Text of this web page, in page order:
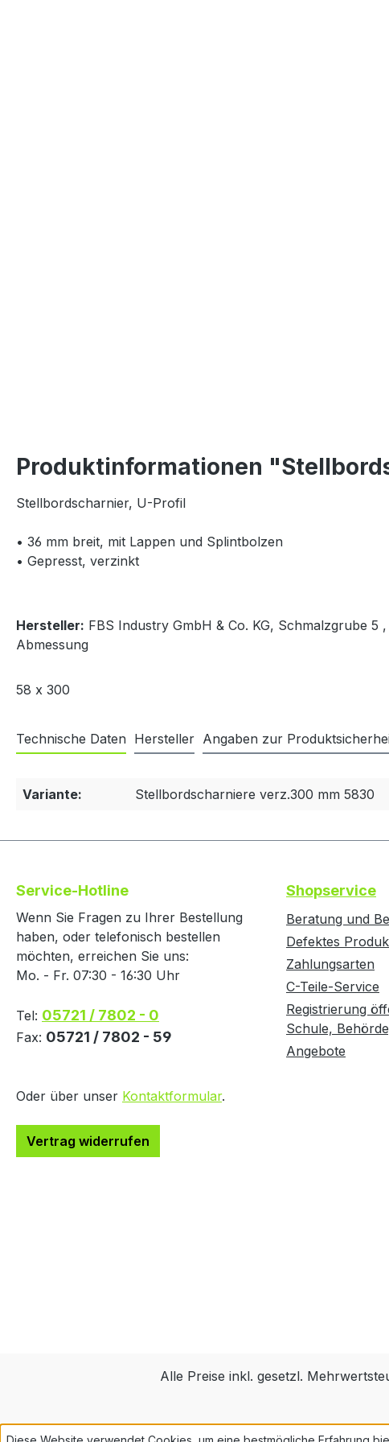
Produktinformationen
Stellbordscharnier, U-Profil
• 36 mm breit, mit Lappen und Splintbolzen
• Gepresst, verzinkt
Hersteller: FBS Industry GmbH & Co. KG, Schmalzgrube 5
Abmessung
58 x 300
Technische Daten Hersteller Angaben zur
Variante: Stellbordscharniere verz.300 mm 5830
Service-Hotline
Wenn Sie Fragen zu Ihrer Bestellung
haben, oder telefonisch bestellen
möchten, erreichen Sie uns:
Mo. - Fr. 07:30 - 16:30 Uhr
Tel: 05721 / 7802 - 0
Fax: 05721 / 7802 - 59
Oder über unser Kontaktformular.
Vertrag widerrufen
Shopservice
Beratung und
Defektes
Zahlungsarten
C-Teile-Service
Registrierung
Schule,
Angebote
Alle Preise inkl. gesetzl.